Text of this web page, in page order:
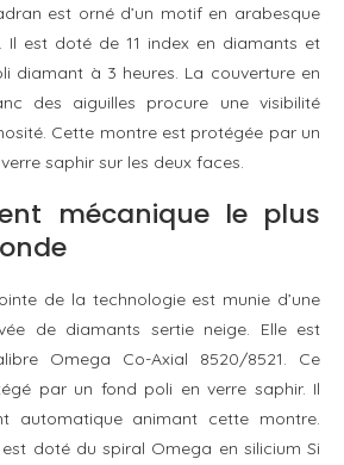
est orné d’un motif en arabesque
Il est doté de 11 index en diamants et
diamant à 3 heures. La couverture en
des aiguilles procure une visibilité
Cette montre est protégée par un
saphir sur les deux faces.
mécanique le plus
de la technologie est munie d’une
de diamants sertie neige. Elle est
Omega Co-Axial 8520/8521. Ce
par un fond poli en verre saphir. Il
automatique animant cette montre.
doté du spiral Omega en silicium Si